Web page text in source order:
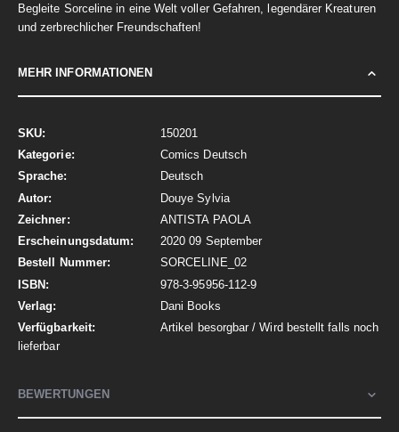
Begleite Sorceline in eine Welt voller Gefahren, legendärer Kreaturen
und zerbrechlicher Freundschaften!
MEHR INFORMATIONEN
Mehr
Informationen
150201
Comics Deutsch
Deutsch
Douye Sylvia
ANTISTA PAOLA
2020 09 September
SORCELINE_02
978-3-95956-112-9
Dani Books
Artikel besorgbar / Wird bestellt falls noch
lieferbar
BEWERTUNGEN